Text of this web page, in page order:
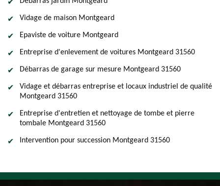
Vidage de maison Montgeard
Epaviste de voiture Montgeard
Entreprise d'enlevement de voitures Montgeard 31560
Débarras de garage sur mesure Montgeard 31560
Vidage et débarras entreprise et locaux industriel de qualité
Montgeard 31560
Entreprise d'entretien et nettoyage de tombe et pierre
tombale Montgeard 31560
Intervention pour succession Montgeard 31560